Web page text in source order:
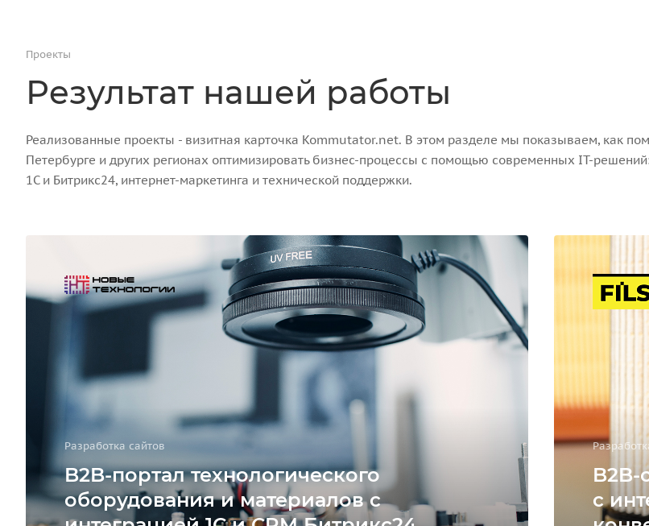
Проекты
Результат нашей работы
Реализованные проекты - визитная карточка Kommutator.net. В этом разделе мы показываем, как
Петербурге и других регионах оптимизировать бизнес-процессы с помощью современных IT-
1С и Битрикс24, интернет-маркетинга и технической поддержки.
Разработка сайтов
B2B-портал технологического
оборудования и материалов с
B2B-
с